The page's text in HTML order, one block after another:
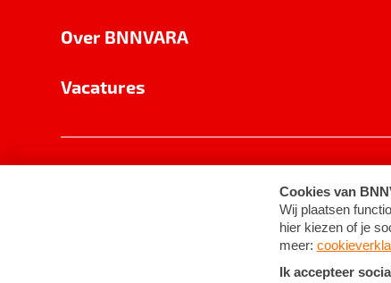
Over BNNVARA
Vacatures
Cookie-instellingen